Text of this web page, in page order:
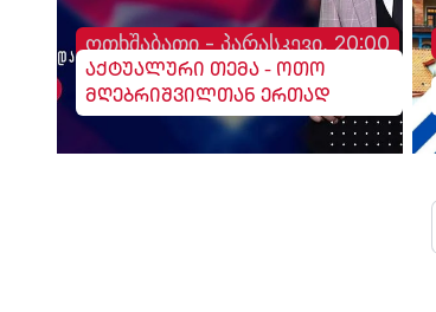
ოთხშაბათი - პარასკევი, 20:00
აქტუალური თემა - ოთო
მღებრიშვილთან ერთად